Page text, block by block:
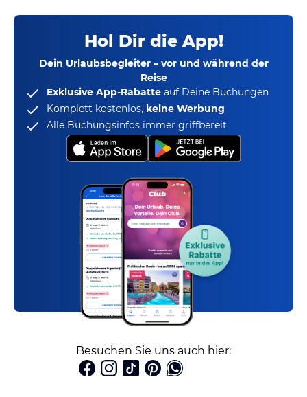
Hol Dir die App!
Dein Urlaubsbegleiter – vor und während der
Reise
Exklusive App-Rabatte auf Deine Buchungen
Komplett kostenlos, keine Werbung
Alle Buchungsinfos immer griffbereit
Besuchen Sie uns auch hier: